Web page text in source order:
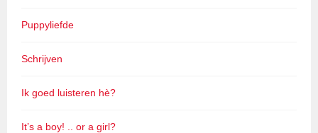
Puppyliefde
Schrijven
Ik goed luisteren hè?
It’s a boy! .. or a girl?